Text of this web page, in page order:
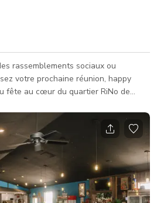
rassemblements sociaux ou
votre prochaine réunion, happy
fête au cœur du quartier RiNo de
historique avec planchers en bois,
contemporain, cuisine, salle de
inférieur. Réservez votre prochain